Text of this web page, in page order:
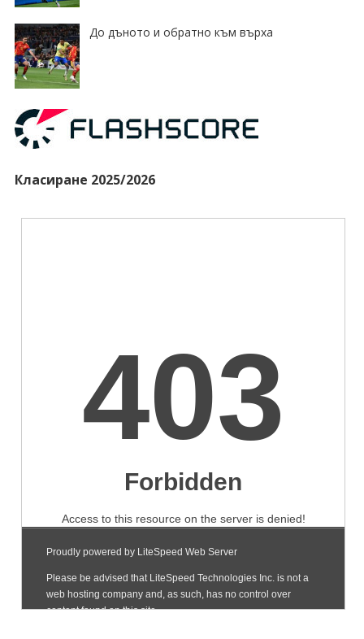
До дъното и обратно към върха
Класиране 2025/2026